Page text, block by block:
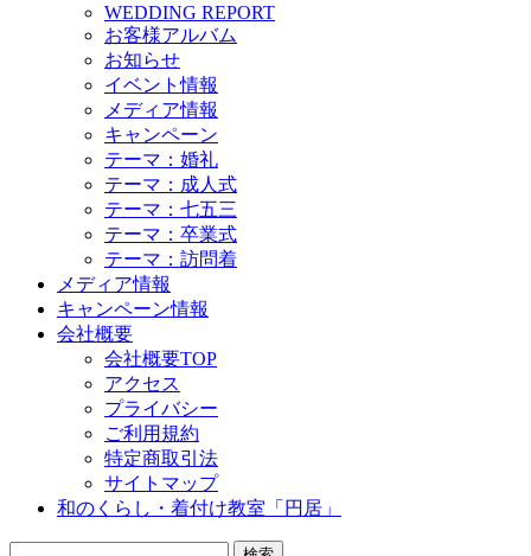
WEDDING REPORT
お客様アルバム
お知らせ
イベント情報
メディア情報
キャンペーン
テーマ：婚礼
テーマ：成人式
テーマ：七五三
テーマ：卒業式
テーマ：訪問着
メディア情報
キャンペーン情報
会社概要
会社概要TOP
アクセス
プライバシー
ご利用規約
特定商取引法
サイトマップ
和のくらし・着付け教室「円居」